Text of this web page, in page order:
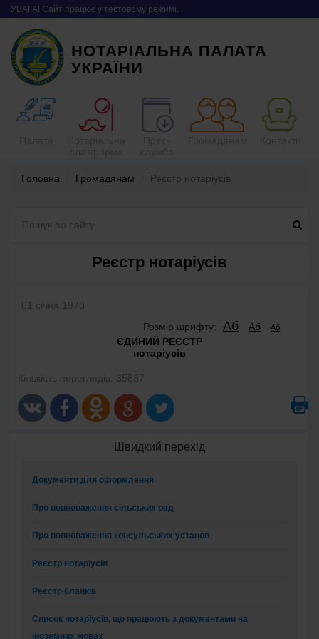
УВАГА! Сайт працює у тестовому режимі.
НОТАРІАЛЬНА ПАЛАТА
УКРАЇНИ
Головна Громадянам Реєстр нотаріусів
Реєстр нотаріусів
01 січня 1970
Розмір шрифту:
Аб Аб Аб
ЄДИНИЙ РЕЄСТР
нотаріусів
Кількість переглядів: 35837
Швидкий перехід
Документи для оформлення
Про повноваження сільських рад
Про повноваження консульських установ
Реєстр нотаріусів
Реєстр бланків
Список нотаріусів, що працюють з документами на
іноземних мовах